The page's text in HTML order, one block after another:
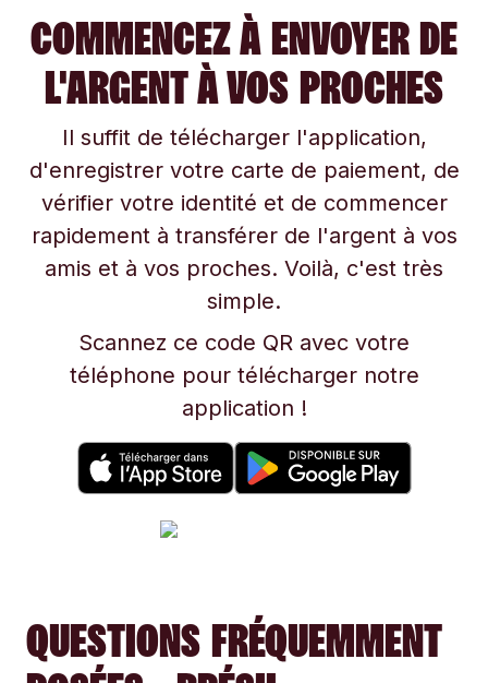
COMMENCEZ À ENVOYER DE
L'ARGENT À VOS PROCHES
Il suffit de télécharger l'application,
d'enregistrer votre carte de paiement, de
vérifier votre identité et de commencer
rapidement à transférer de l'argent à vos
amis et à vos proches. Voilà, c'est très
simple.
Scannez ce code QR avec votre
téléphone pour télécharger notre
application !
QUESTIONS FRÉQUEMMENT